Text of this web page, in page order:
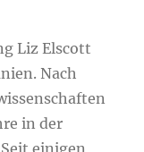
Liz Elscott
Nach
in der